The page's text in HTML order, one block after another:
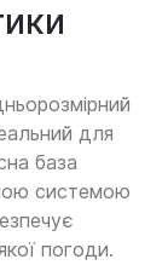
для
база
системою
погоди.